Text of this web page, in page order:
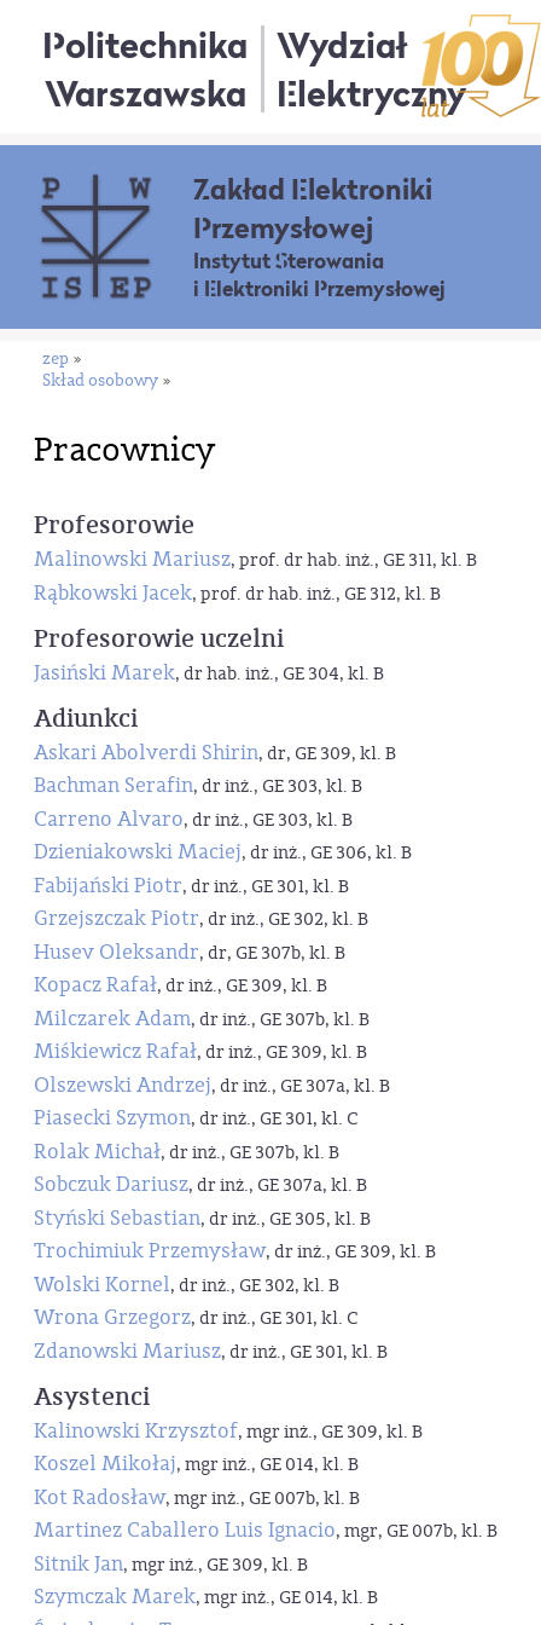
Politechnika
Warszawska
Wydział
Elektryczny
Zakład Elektroniki
Przemysłowej
Instytut Sterowania
i Elektroniki Przemysłowej
zep »
Skład osobowy »
Pracownicy
Profesorowie
Malinowski Mariusz, prof. dr hab. inż., GE 311, kl. B
Rąbkowski Jacek, prof. dr hab. inż., GE 312, kl. B
Profesorowie uczelni
Jasiński Marek, dr hab. inż., GE 304, kl. B
Adiunkci
Askari Abolverdi Shirin, dr, GE 309, kl. B
Bachman Serafin, dr inż., GE 303, kl. B
Carreno Alvaro, dr inż., GE 303, kl. B
Dzieniakowski Maciej, dr inż., GE 306, kl. B
Fabijański Piotr, dr inż., GE 301, kl. B
Grzejszczak Piotr, dr inż., GE 302, kl. B
Husev Oleksandr, dr, GE 307b, kl. B
Kopacz Rafał, dr inż., GE 309, kl. B
Milczarek Adam, dr inż., GE 307b, kl. B
Miśkiewicz Rafał, dr inż., GE 309, kl. B
Olszewski Andrzej, dr inż., GE 307a, kl. B
Piasecki Szymon, dr inż., GE 301, kl. C
Rolak Michał, dr inż., GE 307b, kl. B
Sobczuk Dariusz, dr inż., GE 307a, kl. B
Styński Sebastian, dr inż., GE 305, kl. B
Trochimiuk Przemysław, dr inż., GE 309, kl. B
Wolski Kornel, dr inż., GE 302, kl. B
Wrona Grzegorz, dr inż., GE 301, kl. C
Zdanowski Mariusz, dr inż., GE 301, kl. B
Asystenci
Kalinowski Krzysztof, mgr inż., GE 309, kl. B
Koszel Mikołaj, mgr inż., GE 014, kl. B
Kot Radosław, mgr inż., GE 007b, kl. B
Martinez Caballero Luis Ignacio, mgr, GE 007b, kl. B
Sitnik Jan, mgr inż., GE 309, kl. B
Szymczak Marek, mgr inż., GE 014, kl. B